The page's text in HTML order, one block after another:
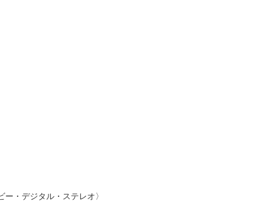
・デジタル・ステレオ〉